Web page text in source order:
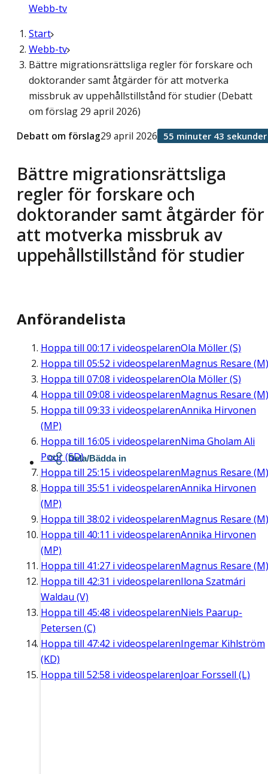
Webb-tv
Start
Webb-tv
Bättre migrationsrättsliga regler för forskare och
doktorander samt åtgärder för att motverka
missbruk av uppehållstillstånd för studier (Debatt
om förslag 29 april 2026)
Bättre migrationsrättsliga
regler för forskare och
doktorander samt åtgärder för
att motverka missbruk av
uppehållstillstånd för studier
Debatt om förslag29 april 2026 55 minuter 43 sekunder
Anförandelista
Hoppa till 00:17 i videospelarenOla Möller (S)
Hoppa till 05:52 i videospelarenMagnus Resare (M)
Hoppa till 07:08 i videospelarenOla Möller (S)
Hoppa till 09:08 i videospelarenMagnus Resare (M)
Hoppa till 09:33 i videospelarenAnnika Hirvonen
(MP)
Hoppa till 16:05 i videospelarenNima Gholam Ali
Pour (SD)
Hoppa till 25:15 i videospelarenMagnus Resare (M)
Hoppa till 35:51 i videospelarenAnnika Hirvonen
(MP)
Hoppa till 38:02 i videospelarenMagnus Resare (M)
Hoppa till 40:11 i videospelarenAnnika Hirvonen
(MP)
Hoppa till 41:27 i videospelarenMagnus Resare (M)
Hoppa till 42:31 i videospelarenIlona Szatmári
Waldau (V)
Hoppa till 45:48 i videospelarenNiels Paarup-
Petersen (C)
Hoppa till 47:42 i videospelarenIngemar Kihlström
(KD)
Hoppa till 52:58 i videospelarenJoar Forssell (L)
Dela/Bädda in